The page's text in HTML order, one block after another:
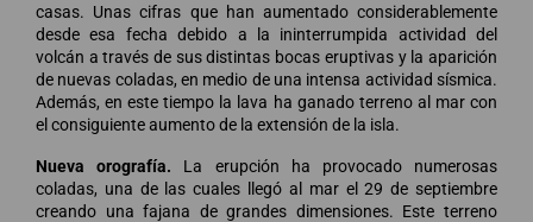
casas. Unas cifras que han aumentado considerablemente
desde esa fecha debido a la ininterrumpida actividad del
volcán a través de sus distintas bocas eruptivas y la aparición
de nuevas coladas, en medio de una intensa actividad sísmica.
Además, en este tiempo la lava ha ganado terreno al mar con
el consiguiente aumento de la extensión de la isla.
Nueva orografía. La erupción ha provocado numerosas
coladas, una de las cuales llegó al mar el 29 de septiembre
creando una fajana de grandes dimensiones. Este terreno